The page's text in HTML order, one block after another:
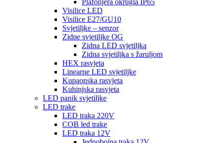
Plafonjera okrugla IP65
Visilice LED
Visilice E27/GU10
Svjetiljke – senzor
Zidne svjetiljke OG
Zidna LED svjetiljka
Zidna svjetiljka s žaruljom
HEX rasvjeta
Linearne LED svjetiljke
Kupaonska rasvjeta
Kuhinjska rasvjeta
LED panik svjetiljke
LED trake
LED traka 220V
COB led trake
LED traka 12V